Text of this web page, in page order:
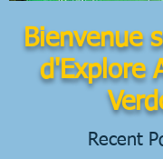
Bienvenue
d'Explore
Recent